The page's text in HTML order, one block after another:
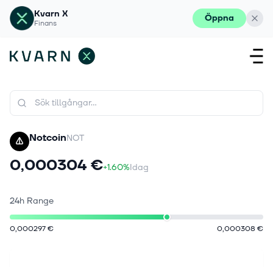
Kvarn X
Finans Öppna
NotcoinNOT
0,000304 €+1.60%Idag
24h Range
0,000297 € 0,000308 €